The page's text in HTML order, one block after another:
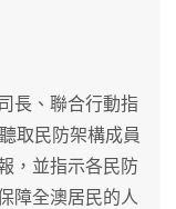
長、聯合行動指
取民防架構成員
，並指示各民防
障全澳居民的人